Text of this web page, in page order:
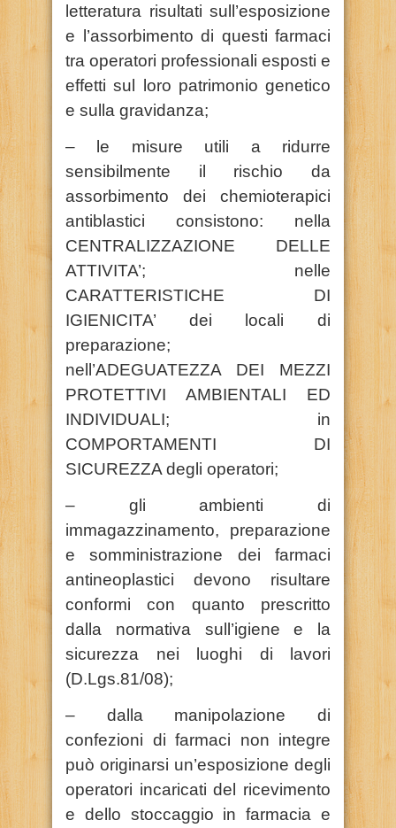
letteratura risultati sull’esposizione
e l’assorbimento di questi farmaci
tra operatori professionali esposti e
effetti sul loro patrimonio genetico
e sulla gravidanza;
– le misure utili a ridurre
sensibilmente il rischio da
assorbimento dei chemioterapici
antiblastici consistono: nella
CENTRALIZZAZIONE DELLE
ATTIVITA’; nelle
CARATTERISTICHE DI
IGIENICITA’ dei locali di
preparazione;
nell’ADEGUATEZZA DEI MEZZI
PROTETTIVI AMBIENTALI ED
INDIVIDUALI; in
COMPORTAMENTI DI
SICUREZZA degli operatori;
– gli ambienti di
immagazzinamento, preparazione
e somministrazione dei farmaci
antineoplastici devono risultare
conformi con quanto prescritto
dalla normativa sull’igiene e la
sicurezza nei luoghi di lavori
(D.Lgs.81/08);
– dalla manipolazione di
confezioni di farmaci non integre
può originarsi un’esposizione degli
operatori incaricati del ricevimento
e dello stoccaggio in farmacia e